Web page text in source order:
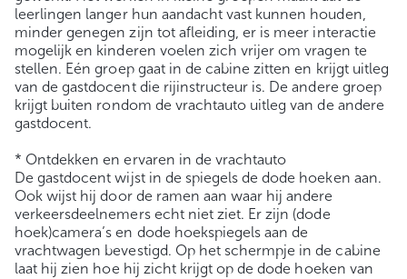
leerlingen langer hun aandacht vast kunnen houden,
minder genegen zijn tot afleiding, er is meer interactie
mogelijk en kinderen voelen zich vrijer om vragen te
stellen. Eén groep gaat in de cabine zitten en krijgt uitleg
van de gastdocent die rijinstructeur is. De andere groep
krijgt buiten rondom de vrachtauto uitleg van de andere
gastdocent.
* Ontdekken en ervaren in de vrachtauto
De gastdocent wijst in de spiegels de dode hoeken aan.
Ook wijst hij door de ramen aan waar hij andere
verkeersdeelnemers echt niet ziet. Er zijn (dode
hoek)camera’s en dode hoekspiegels aan de
vrachtwagen bevestigd. Op het schermpje in de cabine
laat hij zien hoe hij zicht krijgt op de dode hoeken van